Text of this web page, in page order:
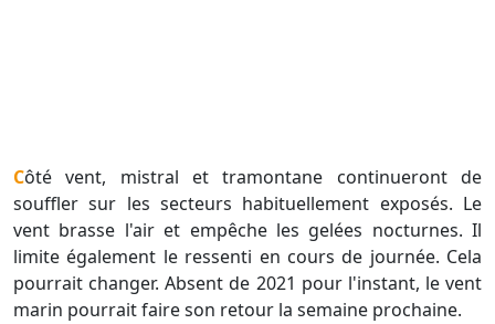
Côté vent, mistral et tramontane continueront de
souffler sur les secteurs habituellement exposés. Le
vent brasse l'air et empêche les gelées nocturnes. Il
limite également le ressenti en cours de journée. Cela
pourrait changer. Absent de 2021 pour l'instant, le vent
marin pourrait faire son retour la semaine prochaine.